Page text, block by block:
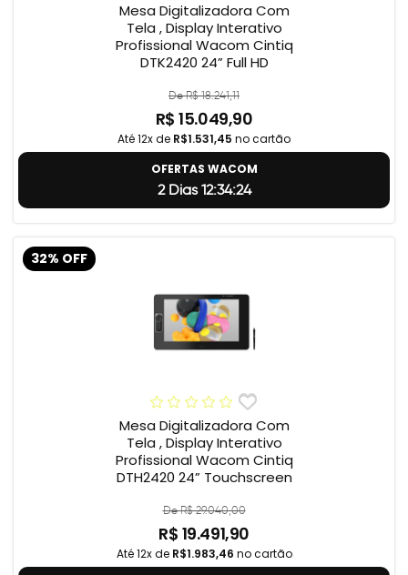
Mesa Digitalizadora Com
Tela , Display Interativo
Profissional Wacom Cintiq
DTK2420 24” Full HD
De R$ 18.241,11
R$ 15.049,90
Até 12x de R$1.531,45 no cartão
OFERTAS WACOM
2 Dias 12:34:23
32% OFF
Mesa Digitalizadora Com
Tela , Display Interativo
Profissional Wacom Cintiq
DTH2420 24” Touchscreen
De R$ 29.040,00
R$ 19.491,90
Até 12x de R$1.983,46 no cartão